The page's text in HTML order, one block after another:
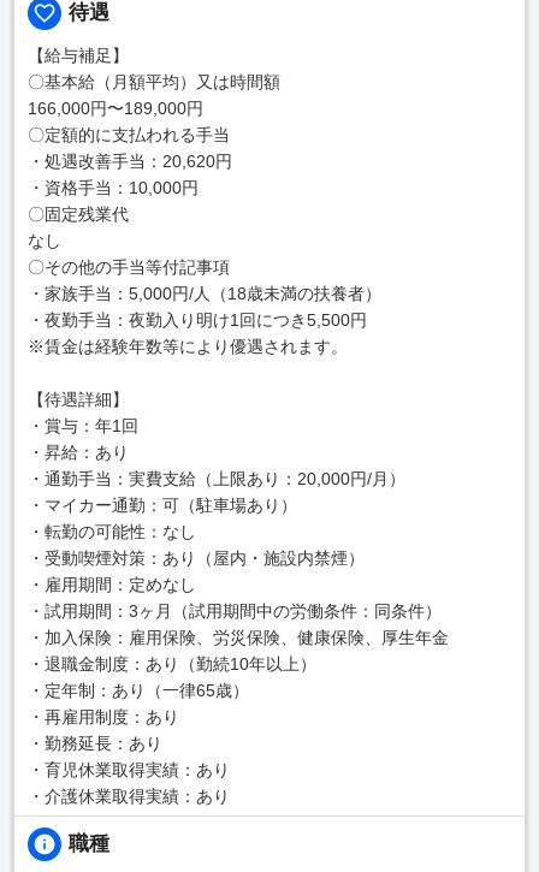
待遇
【給与補足】
〇基本給（月額平均）又は時間額
166,000円〜189,000円
〇定額的に支払われる手当
・処遇改善手当：20,620円
・資格手当：10,000円
〇固定残業代
なし
〇その他の手当等付記事項
・家族手当：5,000円/人（18歳未満の扶養者）
・夜勤手当：夜勤入り明け1回につき5,500円
※賃金は経験年数等により優遇されます。
【待遇詳細】
・賞与：年1回
・昇給：あり
・通勤手当：実費支給（上限あり：20,000円/月）
・マイカー通勤：可（駐車場あり）
・転勤の可能性：なし
・受動喫煙対策：あり（屋内・施設内禁煙）
・雇用期間：定めなし
・試用期間：3ヶ月（試用期間中の労働条件：同条件）
・加入保険：雇用保険、労災保険、健康保険、厚生年金
・退職金制度：あり（勤続10年以上）
・定年制：あり（一律65歳）
・再雇用制度：あり
・勤務延長：あり
・育児休業取得実績：あり
・介護休業取得実績：あり
職種